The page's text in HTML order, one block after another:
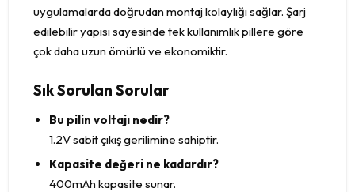
uygulamalarda doğrudan montaj kolaylığı sağlar. Şarj
edilebilir yapısı sayesinde tek kullanımlık pillere göre
çok daha uzun ömürlü ve ekonomiktir.
Sık Sorulan Sorular
Bu pilin voltajı nedir?
1.2V sabit çıkış gerilimine sahiptir.
Kapasite değeri ne kadardır?
400mAh kapasite sunar.